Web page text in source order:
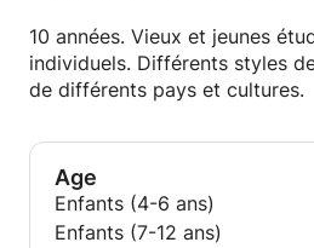
10 années. Vieux et jeunes
individuels. Différents styles
de différents pays et cultures.
Age
Enfants (4-6 ans)
Enfants (7-12 ans)